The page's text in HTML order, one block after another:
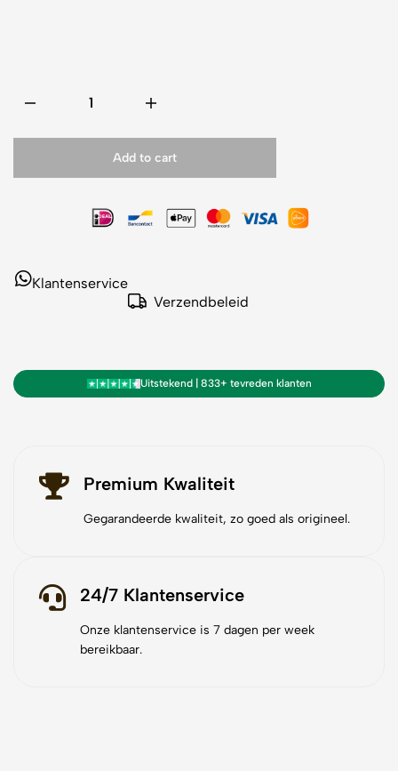
Add to cart
Klantenservice
Verzendbeleid
Uitstekend | 833+ tevreden klanten
Premium Kwaliteit
Gegarandeerde kwaliteit, zo goed als origineel.
24/7 Klantenservice
Onze klantenservice is 7 dagen per week
bereikbaar.